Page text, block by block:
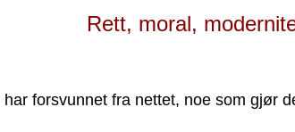
Rett, moral,
forsvunnet fra nettet, noe som gjør